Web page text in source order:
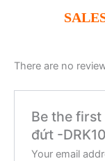
There are no
Be the
đứt -
Your email